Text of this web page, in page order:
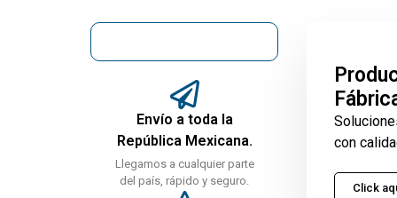
Envío a toda la
República Mexicana.
Llegamos a cualquier parte
del país, rápido y seguro.
con
Click